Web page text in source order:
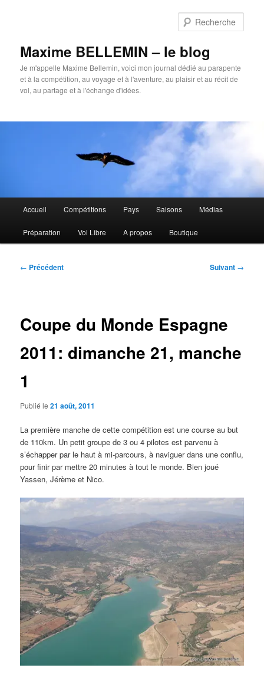
Maxime BELLEMIN – le blog
Je m'appelle Maxime Bellemin, voici mon journal dédié au parapente
et à la compétition, au voyage et à l'aventure, au plaisir et au récit de
vol, au partage et à l'échange d'idées.
principal
Accueil Compétitions Pays Saisons Médias
Préparation Vol Libre A propos Boutique
Navigation
← Précédent Suivant →
Coupe du Monde Espagne
2011: dimanche 21, manche
1
Publié le21 août, 2011
La première manche de cette compétition est une course au but
de 110km. Un petit groupe de 3 ou 4 pilotes est parvenu à
s’échapper par le haut à mi-parcours, à naviguer dans une conflu,
pour finir par mettre 20 minutes à tout le monde. Bien joué
Yassen, Jérème et Nico.